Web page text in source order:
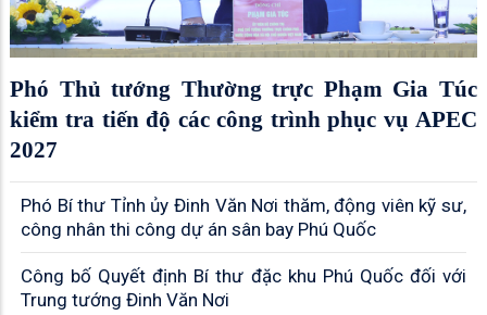
Phó Thủ tướng Thường trực Phạm Gia Túc
kiểm tra tiến độ các công trình phục vụ APEC
2027
Phó Bí thư Tỉnh ủy Đinh Văn Nơi thăm, động viên kỹ sư,
công nhân thi công dự án sân bay Phú Quốc
Công bố Quyết định Bí thư đặc khu Phú Quốc đối với
Trung tướng Đinh Văn Nơi